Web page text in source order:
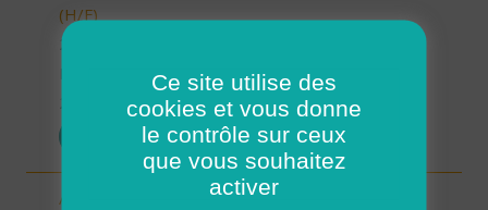
(H/F)
29 - Finistère
Possibilité de CDI ou CDD
26/12/2025
Auxiliaire de vie/aide à domicile - Locmaria-
Ce site utilise des
cookies et vous donne
le contrôle sur ceux
que vous souhaitez
activer